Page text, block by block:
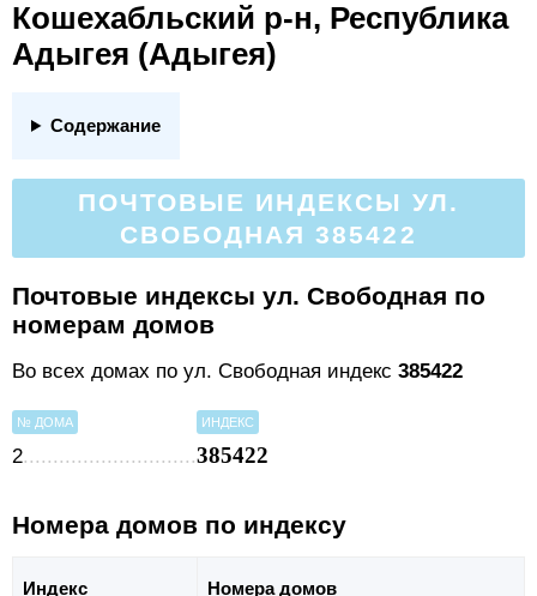
Кошехабльский р-н, Республика
Адыгея (Адыгея)
Содержание
ПОЧТОВЫЕ ИНДЕКСЫ УЛ.
СВОБОДНАЯ 385422
Почтовые индексы ул. Свободная по
номерам домов
Во всех домах по ул. Свободная индекс 385422
№ ДОМА ИНДЕКС
2 385422
Номера домов по индексу
Индекс Номера домов